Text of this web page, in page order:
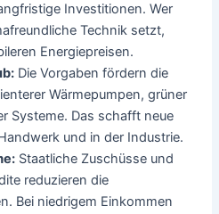
Investitionen. Wer
Technik setzt,
Energiepreisen.
Die Vorgaben fördern die
Wärmepumpen, grüner
Systeme. Das schafft neue
und in der Industrie.
Staatliche Zuschüsse und
reduzieren die
Bei niedrigem Einkommen